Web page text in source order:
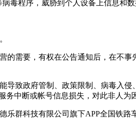
毒程序，威胁到个人设备上信息和
的需要，有权在公告通知后，在不
导致政府管制、政策限制、病毒入
务中断或帐号信息损失，对此非人为
乐群科技有限公司 旗下APP全国铁路